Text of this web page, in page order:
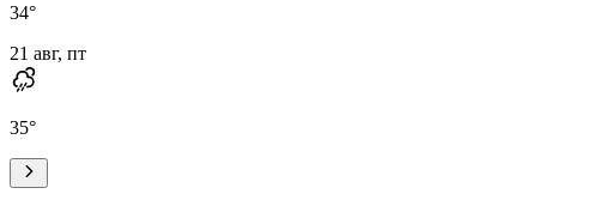
34°
21 авг, пт
35°